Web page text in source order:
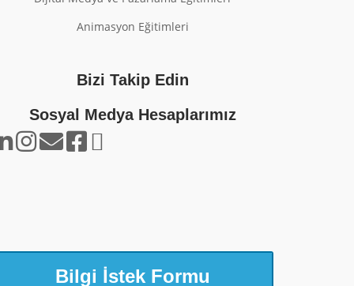
Animasyon Eğitimleri
Bizi Takip Edin
Sosyal Medya Hesaplarımız
Bilgi İstek Formu